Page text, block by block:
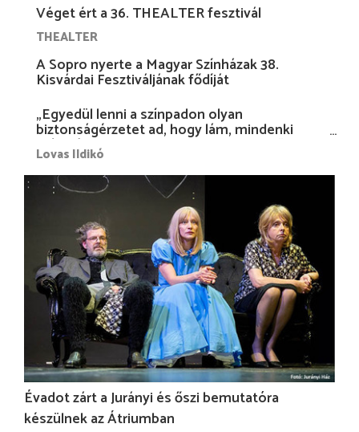
Véget ért a 36. THEALTER fesztivál
THEALTER
A Sopro nyerte a Magyar Színházak 38.
Kisvárdai Fesztiváljának fődíját
„Egyedül lenni a színpadon olyan
biztonságérzetet ad, hogy lám, mindenki
más nélkül is megvagyok magammal…”
Lovas Ildikó
Évadot zárt a Jurányi és őszi bemutatóra
készülnek az Átriumban